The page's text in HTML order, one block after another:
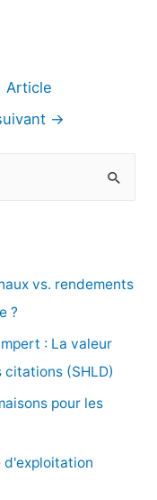
Article
→
vs. rendements
?
: La valeur
(SHLD)
pour les
d'exploitation